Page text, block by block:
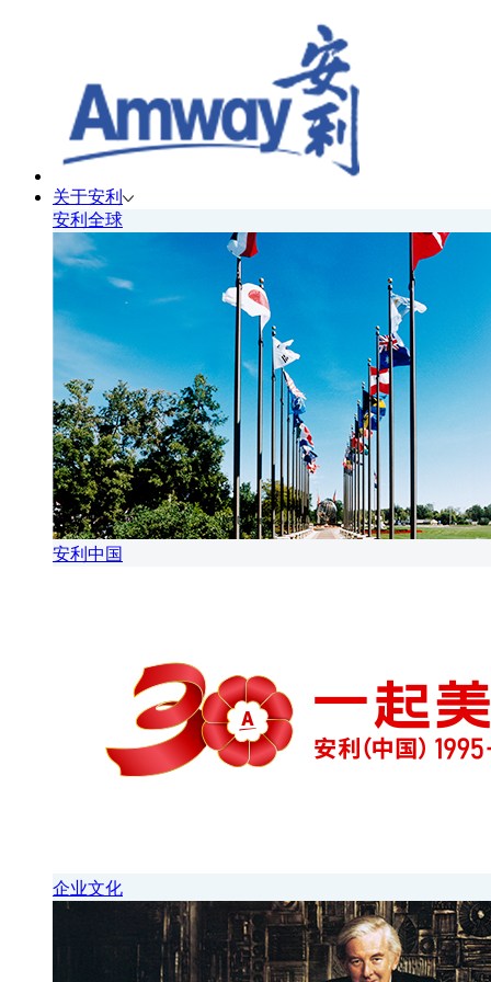
关于安利
安利全球
安利中国
企业文化